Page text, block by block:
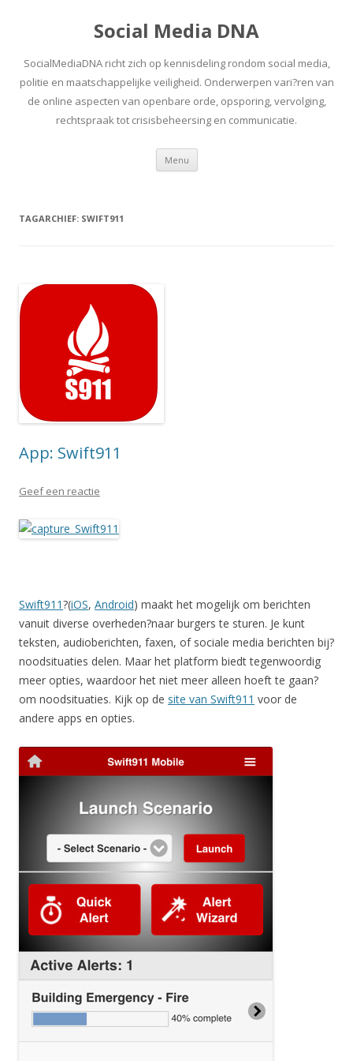
Social Media DNA
SocialMediaDNA richt zich op kennisdeling rondom social media,
politie en maatschappelijke veiligheid. Onderwerpen vari?ren van
de online aspecten van openbare orde, opsporing, vervolging,
rechtspraak tot crisisbeheersing en communicatie.
Menu Spring
inhoud
TAGARCHIEF: SWIFT911
App: Swift911
Geef een reactie
Swift911?(iOS, Android) maakt het mogelijk om berichten
vanuit diverse overheden?naar burgers te sturen. Je kunt
teksten, audioberichten, faxen, of sociale media berichten bij?
noodsituaties delen. Maar het platform biedt tegenwoordig
meer opties, waardoor het niet meer alleen hoeft te gaan?
om noodsituaties. Kijk op de site van Swift911 voor de
andere apps en opties.